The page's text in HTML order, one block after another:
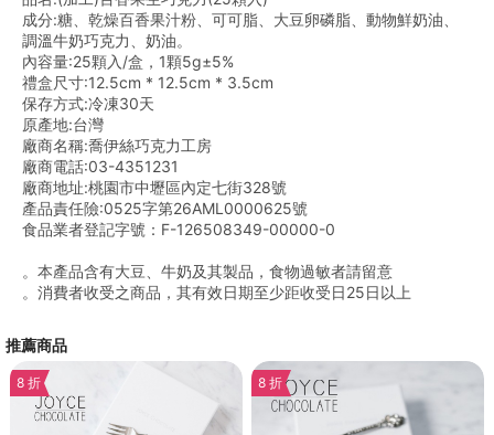
成分:糖、乾燥百香果汁粉、可可脂、大豆卵磷脂、動物鮮奶油、
調溫牛奶巧克力、奶油。
內容量:25顆入/盒，1顆5g±5%
禮盒尺寸:12.5cm * 12.5cm * 3.5cm
保存方式:冷凍30天
原產地:台灣
廠商名稱:喬伊絲巧克力工房
廠商電話:03-4351231
廠商地址:桃園市中壢區內定七街328號
產品責任險:0525字第26AML0000625號
食品業者登記字號：F-126508349-00000-0
。本產品含有大豆、牛奶及其製品，食物過敏者請留意
。消費者收受之商品，其有效日期至少距收受日25日以上
推薦商品
8 折 8 折